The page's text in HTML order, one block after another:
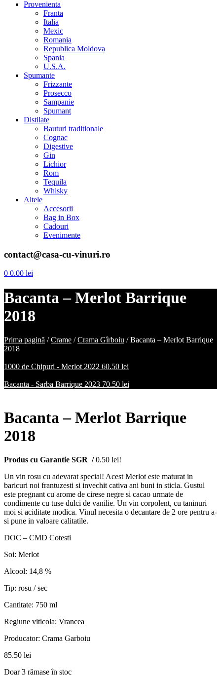
Provenienta
Franta
Italia
Mexic
Romania
Republica Moldova
Spania
U.S.A.
Spumante
Frizzante
Prosecco
Sampanie
Spumant
Distilate
Bauturi traditionale
Cognac
Digestive
Gin
Lichior
Rom
Tequila
Whisky
Altele
Accesorii
Bag in Box
Cadouri
Evenimente
contact@casa-cu-vinuri.ro
0 0.00 lei
Bacanta – Merlot Barrique
2018
Prima pagină /Crame /Crama Gîrboiu /Bacanta – Merlot Barrique
2018
1000 de Chipuri - Merlot 2022 60.50 lei
Bacanta - Sarba Barrique 2023 70.50 lei
Bacanta – Merlot Barrique
2018
Produs cu Garantie SGR /0.50 lei!
Un vin rosu cu adevarat special! Acest Merlot este maturat in
baricuri noi frantuzesti si invechit cativa ani buni in sticla. Gustul
este pregnant cu arome de cirese negre si cacao urmate de
condimente cu tuse dulci de vanilie. Un vin corpolent, cu taninuri
moi si aciditate modica. Vinul necesita o decantare de 2 ore pentru a-
si pune in valoare calitatile.
DOC – CMD Cotesti
Soi: Merlot
Alcool: 14,8 %
Tip: rosu / sec
Cantitate: 750 ml
Regiune viticola: Vrancea
Producator: Crama Garboiu
85.50 lei
Doar 3 rămase în stoc